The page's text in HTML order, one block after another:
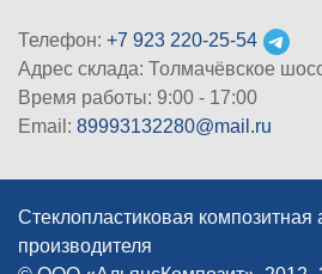
Телефон: +7 923 220-25-54
Адрес склада: Толмачёвское
Время работы: 9:00 - 17:00
Email: 89993132280@mail.ru
Стеклопластиковая композитная
производителя